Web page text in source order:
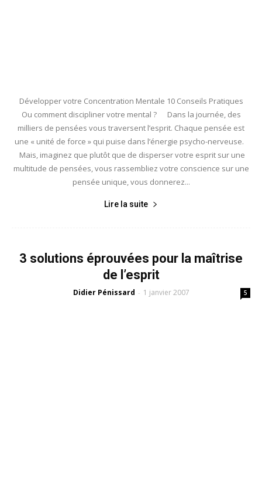
Développer votre Concentration Mentale 10 Conseils Pratiques
Ou comment discipliner votre mental ? Dans la journée, des
milliers de pensées vous traversent l’esprit. Chaque pensée est
une « unité de force » qui puise dans l’énergie psycho-nerveuse.
Mais, imaginez que plutôt que de disperser votre esprit sur une
multitude de pensées, vous rassembliez votre conscience sur une
pensée unique, vous donnerez...
Lire la suite
3 solutions éprouvées pour la maîtrise
de l’esprit
Didier Pénissard - 1 janvier 2007 5